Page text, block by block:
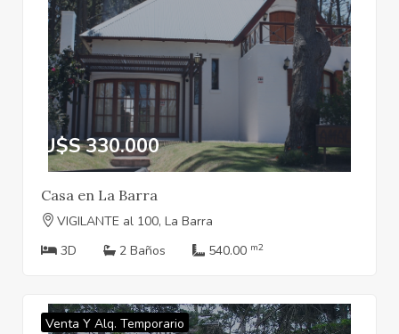
U$S 330.000
Casa en La Barra
VIGILANTE al 100, La Barra
3D
2 Baños 540.00 m2
Venta Y Alq. Temporario